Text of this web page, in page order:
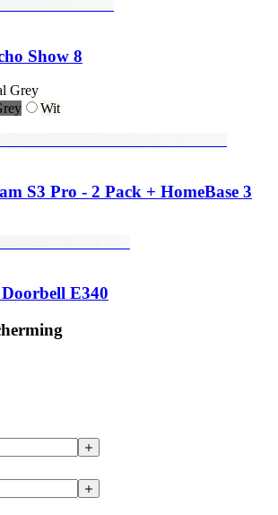
Show 8
Grey
Wit
S3 Pro - 2 Pack + HomeBase 3
E340